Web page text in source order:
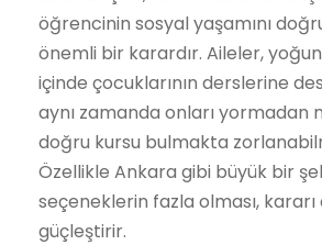
öğrencinin sosyal yaşamını
önemli bir karardır. Aileler,
içinde çocuklarının derslerine
aynı zamanda onları yormadan
doğru kursu bulmakta
Özellikle Ankara gibi büyük bir
seçeneklerin fazla olması,
güçleştirir.